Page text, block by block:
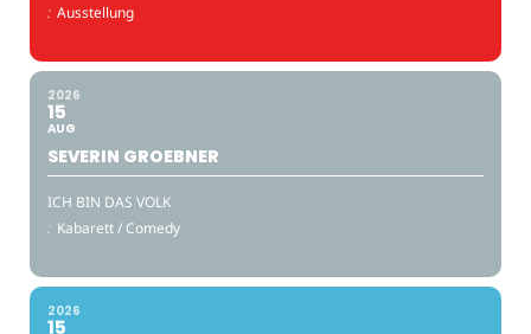
: Ausstellung
2026
15
AUG
SEVERIN GROEBNER
ICH BIN DAS VOLK
: Kabarett / Comedy
2026
15